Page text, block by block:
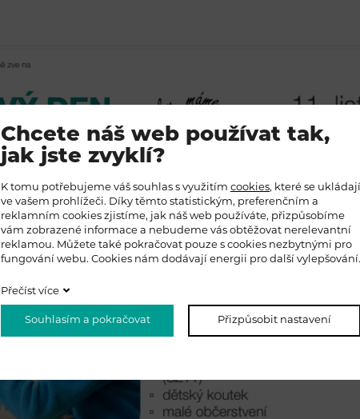
Chcete náš web používat tak,
jak jste zvyklí?
K tomu potřebujeme váš souhlas s využitím cookies, které se ukládají
ve vašem prohlížeči. Díky těmto statistickým, preferenčním a
reklamním cookies zjistíme, jak náš web používáte, přizpůsobíme
vám zobrazené informace a nebudeme vás obtěžovat nerelevantní
reklamou. Můžete také pokračovat pouze s cookies nezbytnými pro
fungování webu. Cookies nám dodávají energii pro další vylepšování.
Přečíst více
Souhlasím a pokračovat Přizpůsobit nastavení